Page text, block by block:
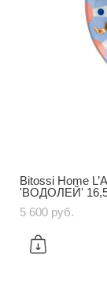
Bitossi Home
'ВОДОЛЕЙ'
5 600 pуб.